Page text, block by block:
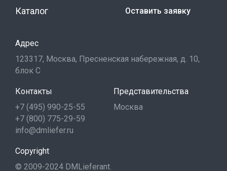
Каталог Оставить заявку
Адрес
123317, Москва, Пресненская набережная, д. 10,
блок С
Контакты
+7 (495) 990-25-55
+7 (800) 775-29-59
info@dmliefer.ru
Представительства
Москва
Copyright
© 2009-2024 DMLieferant.